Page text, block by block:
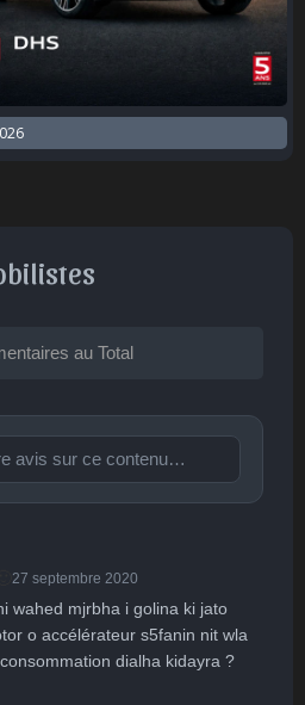
au Total
😄
Réjoui
🙂
Content
😐
Indifférent
Publier
27 septembre 2020
wahed mjrbha i golina ki jato
o accélérateur s5fanin nit wla
dialha kidayra ?